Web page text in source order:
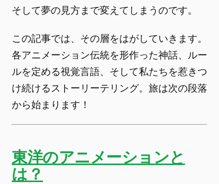
そして夢の見方まで変えてしまうのです。
この記事では、その層をはがしていきます。
各アニメーション伝統を形作った神話、ルー
ルを定める視覚言語、そして私たちを惹きつ
け続けるストーリーテリング。旅は次の段落
から始まります！
東洋のアニメーションと
は？